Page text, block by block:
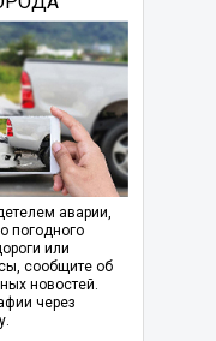
аварии,
погодного
или
сообщите об
новостей.
через